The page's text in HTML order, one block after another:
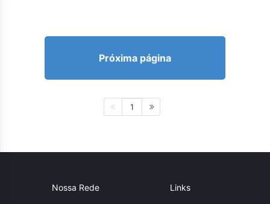
Próxima página
1
Nossa Rede Links